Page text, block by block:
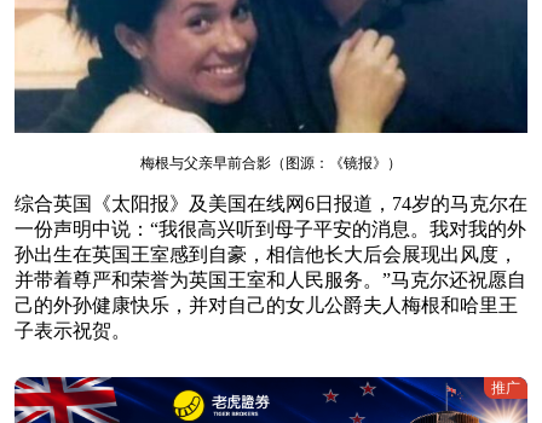
梅根与父亲早前合影（图源：《镜报》）
综合英国《太阳报》及美国在线网6日报道，74岁的马克尔在
一份声明中说：“我很高兴听到母子平安的消息。我对我的外
孙出生在英国王室感到自豪，相信他长大后会展现出风度，
并带着尊严和荣誉为英国王室和人民服务。”马克尔还祝愿自
己的外孙健康快乐，并对自己的女儿公爵夫人梅根和哈里王
子表示祝贺。
推广